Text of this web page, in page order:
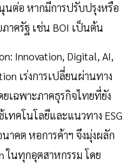
นต่อ หากมีการปรับปรุงหรือ
าครัฐ เช่น BOI เป็นต้น
Innovation, Digital, AI,
เร่งการเปลี่ยนผ่านทาง
เฉพาะภาคธุรกิจไทยที่ยัง
ทคโนโลยีและแนวทาง ESG
าคต หอการค้าฯ จึงมุ่งผลัก
ในทุกอุตสาหกรรม โดย